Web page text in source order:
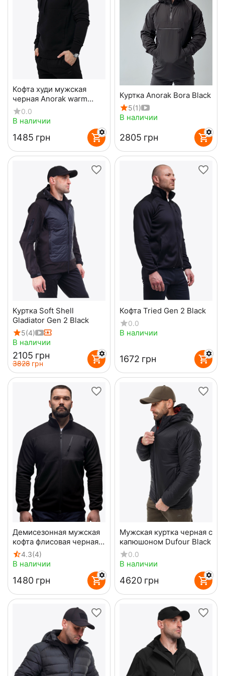
Кофта худи мужская
черная Anorak warm
Gen2 Black
0.0
В наличии
‍1485‍ грн
Куртка Anorak Bora Black
5(1)
В наличии
‍2805‍ грн
Куртка Soft Shell
Gladiator Gen 2 Black
5(4)
В наличии
‍2105‍ грн
‍3828‍ грн
Кофта Tried Gen 2 Black
0.0
В наличии
‍1672‍ грн
Демисезонная мужская
кофта флисовая черная
Stratus Black
4.3(4)
В наличии
‍1480‍ грн
Мужская куртка черная с
капюшоном Dufour Black
0.0
В наличии
‍4620‍ грн